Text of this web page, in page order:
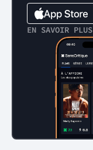
EN SAVOIR PLUS